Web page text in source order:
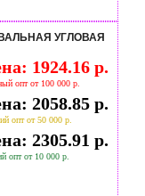
УГЛОВАЯ
1924.16 р.
опт от 100 000 р.
2058.85 р.
опт от 50 000 р.
2305.91 р.
опт от 10 000 р.